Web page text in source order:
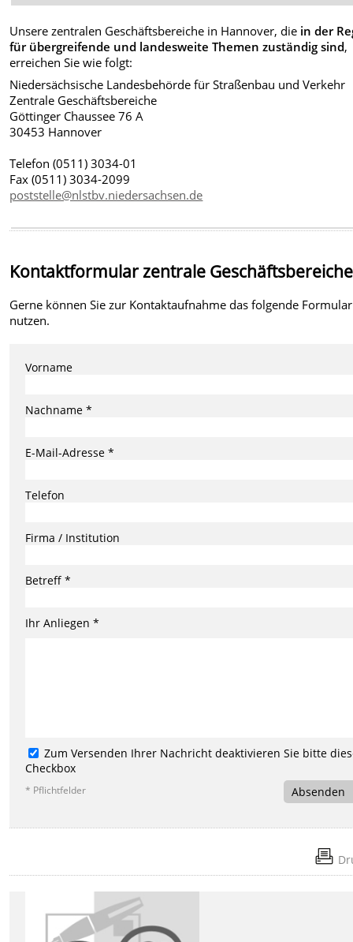
Unsere zentralen Geschäftsbereiche in Hannover, die in der
für übergreifende und landesweite Themen zuständig sind,
erreichen Sie wie folgt:
Niedersächsische Landesbehörde für Straßenbau und Verkehr
Zentrale Geschäftsbereiche
Göttinger Chaussee 76 A
30453 Hannover
Telefon (0511) 3034-01
Fax (0511) 3034-2099
poststelle@nlstbv.niedersachsen.de
Kontaktformular zentrale Geschäftsbereiche
Gerne können Sie zur Kontaktaufnahme das folgende Formular
nutzen.
Vorname
Nachname *
E-Mail-Adresse *
Telefon
Firma / Institution
Betreff *
Ihr Anliegen *
Zum Versenden Ihrer Nachricht deaktivieren Sie bitte
Checkbox
* Pflichtfelder Absenden